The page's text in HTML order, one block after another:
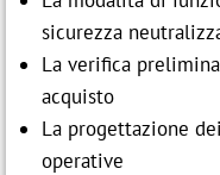
sicurezza
La verifica
acquisto
La progettazione
operative